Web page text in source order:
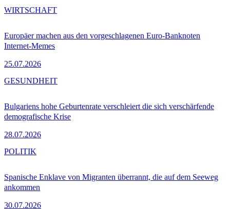
Europäer machen aus den vorgeschlagenen Euro-Banknoten
Internet-Memes
25.07.2026
WIRTSCHAFT
Bulgariens hohe Geburtenrate verschleiert die sich verschärfende
demografische Krise
28.07.2026
GESUNDHEIT
Spanische Enklave von Migranten überrannt, die auf dem Seeweg
ankommen
30.07.2026
POLITIK